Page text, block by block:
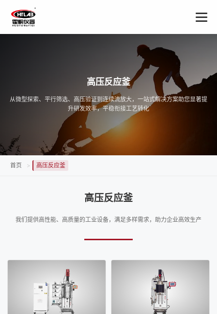
高压反应釜
从微型探索、平行筛选、高压验证到连续流放大，一站式解决方案助您显著提
升研发效率，平稳衔接工艺转化
首页 > 高压反应釜
高压反应釜
我们提供高性能、高质量的工业设备，满足多样需求，助力企业高效生产